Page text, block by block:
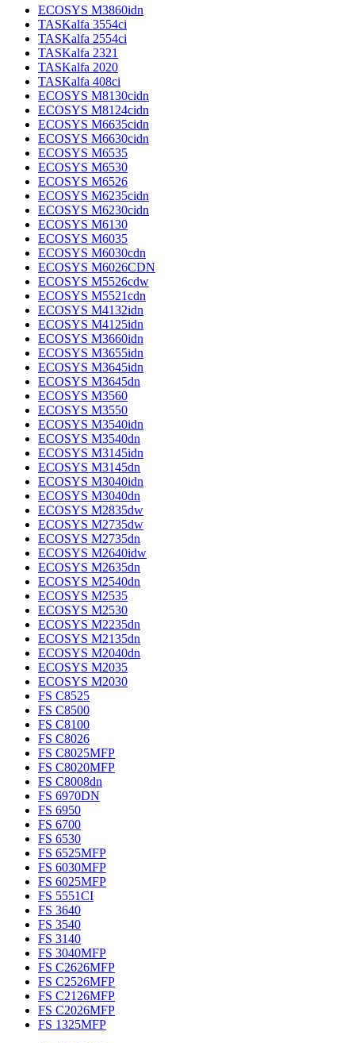
ECOSYS M3860idn
TASKalfa 3554ci
TASKalfa 2554ci
TASKalfa 2321
TASKalfa 2020
TASKalfa 408ci
ECOSYS M8130cidn
ECOSYS M8124cidn
ECOSYS M6635cidn
ECOSYS M6630cidn
ECOSYS M6535
ECOSYS M6530
ECOSYS M6526
ECOSYS M6235cidn
ECOSYS M6230cidn
ECOSYS M6130
ECOSYS M6035
ECOSYS M6030cdn
ECOSYS M6026CDN
ECOSYS M5526cdw
ECOSYS M5521cdn
ECOSYS M4132idn
ECOSYS M4125idn
ECOSYS M3660idn
ECOSYS M3655idn
ECOSYS M3645idn
ECOSYS M3645dn
ECOSYS M3560
ECOSYS M3550
ECOSYS M3540idn
ECOSYS M3540dn
ECOSYS M3145idn
ECOSYS M3145dn
ECOSYS M3040idn
ECOSYS M3040dn
ECOSYS M2835dw
ECOSYS M2735dw
ECOSYS M2735dn
ECOSYS M2640idw
ECOSYS M2635dn
ECOSYS M2540dn
ECOSYS M2535
ECOSYS M2530
ECOSYS M2235dn
ECOSYS M2135dn
ECOSYS M2040dn
ECOSYS M2035
ECOSYS M2030
FS C8525
FS C8500
FS C8100
FS C8026
FS C8025MFP
FS C8020MFP
FS C8008dn
FS 6970DN
FS 6950
FS 6700
FS 6530
FS 6525MFP
FS 6030MFP
FS 6025MFP
FS 5551CI
FS 3640
FS 3540
FS 3140
FS 3040MFP
FS C2626MFP
FS C2526MFP
FS C2126MFP
FS C2026MFP
FS 1325MFP